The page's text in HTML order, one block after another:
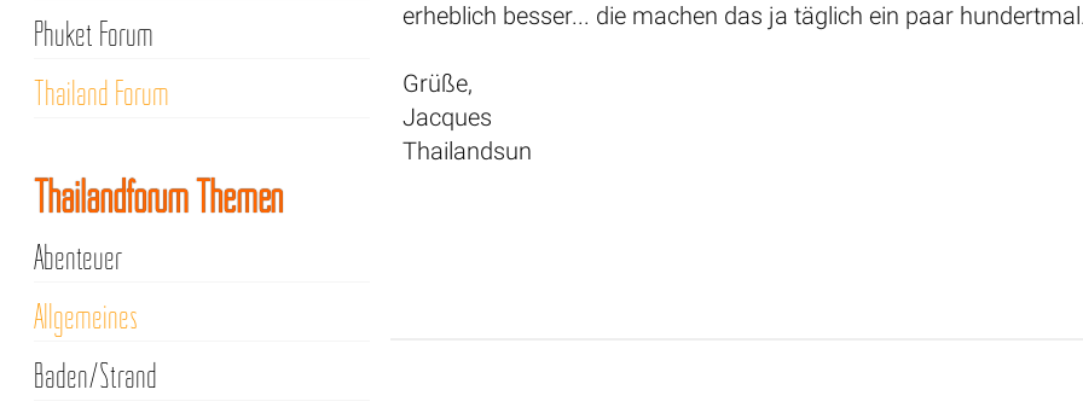
erheblich besser... die machen das ja täglich ein paar hundertmal.
Grüße,
Jacques
Thailandsun
Phuket Forum
Thailand Forum
Thailandforum Themen
Abenteuer
Allgemeines
Baden/Strand